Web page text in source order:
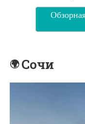
Сочи